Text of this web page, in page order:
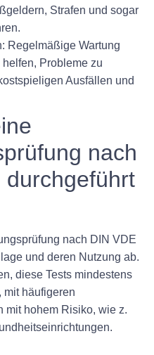
Strafen und sogar
Regelmäßige Wartung
Probleme zu
Ausfällen und
nach
durchgeführt
nach DIN VDE
und deren Nutzung ab.
diese Tests mindestens
mit häufigeren
mit hohem Risiko, wie z.